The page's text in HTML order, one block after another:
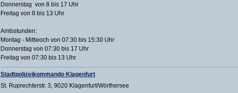
Donnerstag von 8 bis 17 Uhr
Freitag von 8 bis 13 Uhr
Amtsstunden:
Montag - Mittwoch von 07:30 bis 15:30 Uhr
Donnerstag von 07:30 bis 17 Uhr
Freitag von 07:30 bis 13 Uhr
Stadtpolizeikommando Klagenfurt
St. Ruprechterstr. 3, 9020 Klagenfurt/Wörthersee